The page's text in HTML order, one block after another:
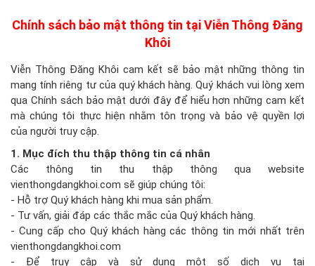
Chính sách bảo mật thông tin tại Viễn Thông Đăng
Khôi
Viễn Thông Đăng Khôi cam kết sẽ bảo mật những thông tin
mang tính riêng tư của quý khách hàng. Quý khách vui lòng xem
qua Chính sách bảo mật dưới đây để hiểu hơn những cam kết
mà chúng tôi thực hiện nhằm tôn trọng và bảo vệ quyền lợi
của người truy cập.
1. Mục đích thu thập thông tin cá nhân
Các thông tin thu thập thông qua website
vienthongdangkhoi.com sẽ giúp chúng tôi:
- Hỗ trợ Quý khách hàng khi mua sản phẩm.
- Tư vấn, giải đáp các thắc mắc của Quý khách hàng.
- Cung cấp cho Quý khách hàng các thông tin mới nhất trên
vienthongdangkhoi.com
- Để truy cập và sử dụng một số dịch vụ tại